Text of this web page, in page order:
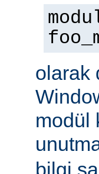
olarak
modül
bilgi